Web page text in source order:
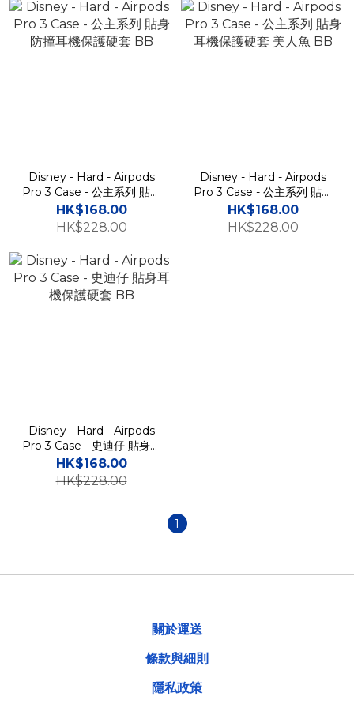
Disney - Hard - Airpods
Pro 3 Case - 公主系列 貼身
防撞耳機保護硬套 BB
HK$168.00
HK$228.00
Disney - Hard - Airpods
Pro 3 Case - 公主系列 貼身
耳機保護硬套 美人魚 BB
HK$168.00
HK$228.00
Disney - Hard - Airpods
Pro 3 Case - 史迪仔 貼身耳
機保護硬套 BB
HK$168.00
HK$228.00
1
關於運送
條款與細則
隱私政策